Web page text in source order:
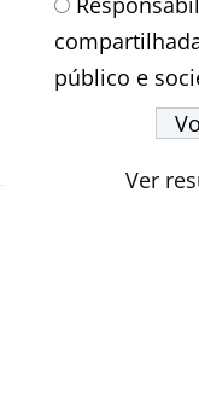
público e
Ver